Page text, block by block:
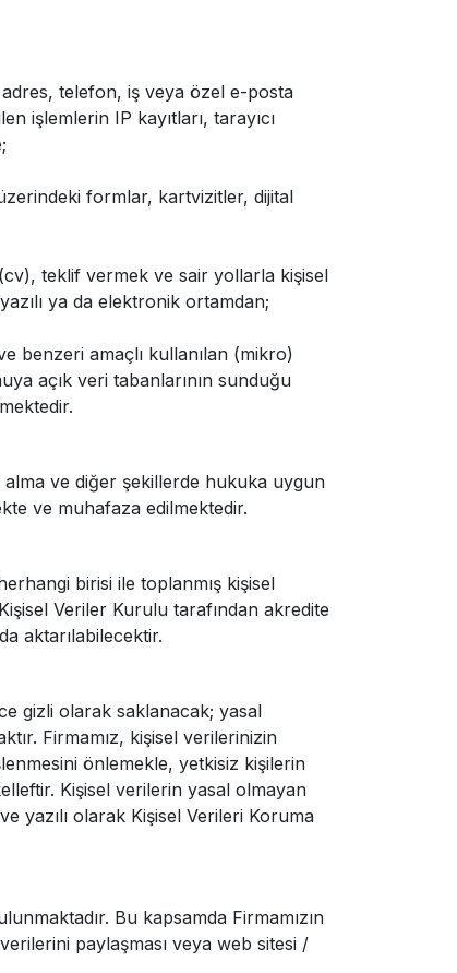
adres, telefon, iş veya özel e-posta
işlemlerin IP kayıtları, tarayıcı
formlar, kartvizitler, dijital
teklif vermek ve sair yollarla kişisel
ya da elektronik ortamdan;
benzeri amaçlı kullanılan (mikro)
açık veri tabanlarının sunduğu
ve diğer şekillerde hukuka uygun
ve muhafaza edilmektedir.
birisi ile toplanmış kişisel
Veriler Kurulu tarafından akredite
aktarılabilecektir.
gizli olarak saklanacak; yasal
Firmamız, kişisel verilerinizin
önlemekle, yetkisiz kişilerin
Kişisel verilerin yasal olmayan
yazılı olarak Kişisel Verileri Koruma
Bu kapsamda Firmamızın
paylaşması veya web sitesi /